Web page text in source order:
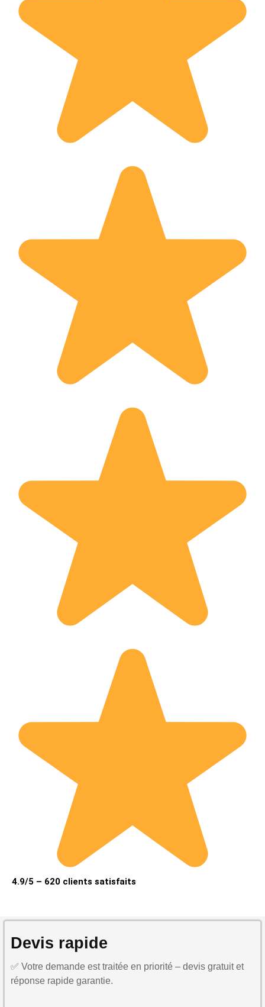
4.9/5 – 620 clients satisfaits
Devis rapide
✅ Votre demande est traitée en priorité – devis gratuit et
réponse rapide garantie.